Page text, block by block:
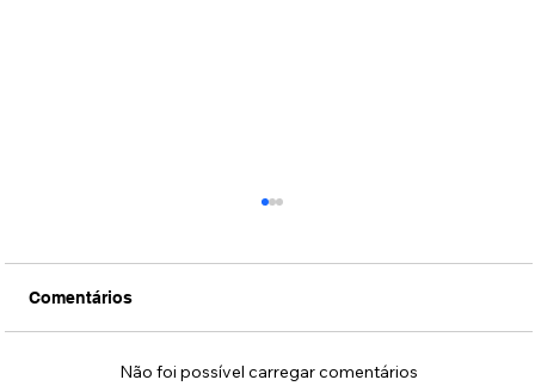
Comentários
Não foi possível carregar comentários